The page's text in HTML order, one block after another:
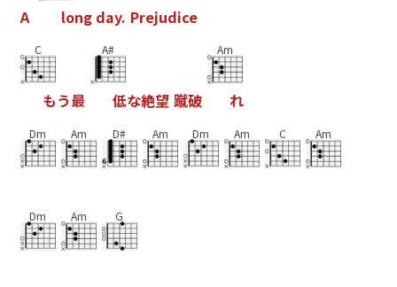
A long day. Prejudice
C
もう最
A#
低な絶望 蹴破
Am
れ
Dm Am D# Am Dm Am C Am
Dm Am G